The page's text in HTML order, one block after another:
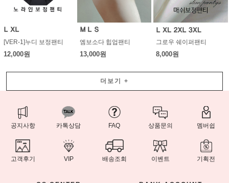
[VER-1]누디 보정팬티
12,000원
엠보소다 힙업팬티
13,000원
그로우 쉐이퍼팬티
8,000원
더보기 +
공지사항 카톡상담 FAQ 상품문의 멤버쉽
고객후기 VIP 배송조회 이벤트 기획전